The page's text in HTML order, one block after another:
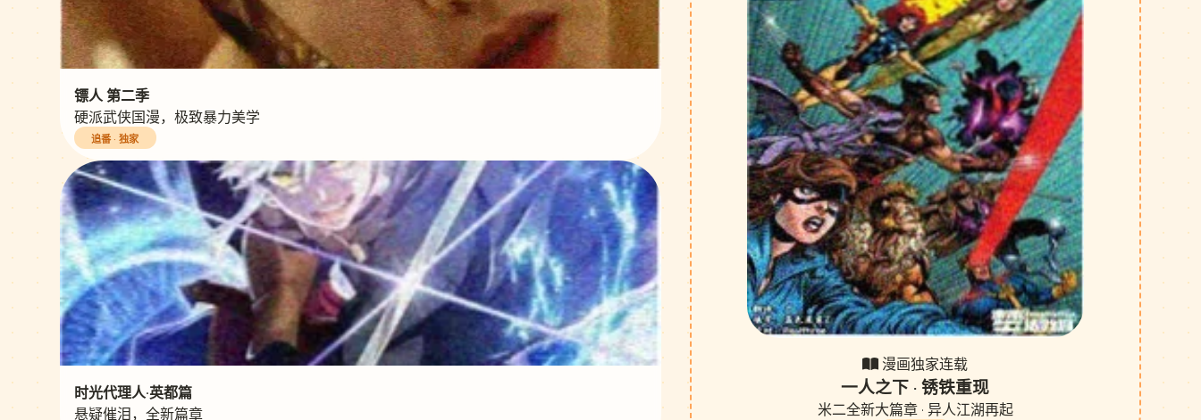
镖人 第二季
硬派武侠国漫，极致暴力美学
追番 · 独家
时光代理人·英都篇
悬疑催泪，全新篇章
漫画独家连载
一人之下 · 锈铁重现
米二全新大篇章 · 异人江湖再起